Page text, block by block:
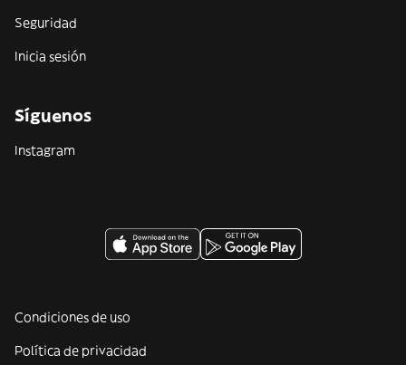
Seguridad
Inicia sesión
Síguenos
Instagram
Condiciones de uso
Política de privacidad